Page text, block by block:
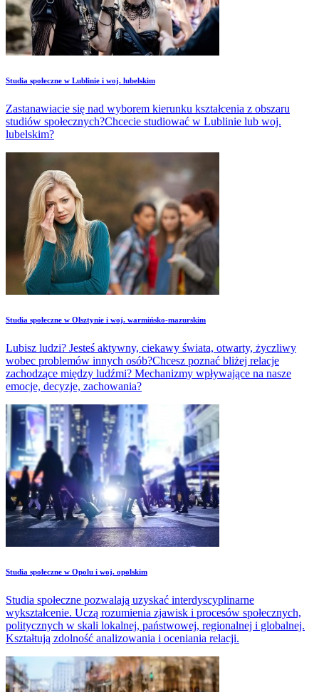
Studia społeczne w Lublinie i woj. lubelskim
Zastanawiacie się nad wyborem kierunku kształcenia z obszaru
studiów społecznych?Chcecie studiować w Lublinie lub woj.
lubelskim?
Studia społeczne w Olsztynie i woj. warmińsko-mazurskim
Lubisz ludzi? Jesteś aktywny, ciekawy świata, otwarty, życzliwy
wobec problemów innych osób?Chcesz poznać bliżej relacje
zachodzące między ludźmi? Mechanizmy wpływające na nasze
emocje, decyzje, zachowania?
Studia społeczne w Opolu i woj. opolskim
Studia społeczne pozwalają uzyskać interdyscyplinarne
wykształcenie. Uczą rozumienia zjawisk i procesów społecznych,
politycznych w skali lokalnej, państwowej, regionalnej i globalnej.
Kształtują zdolność analizowania i oceniania relacji.